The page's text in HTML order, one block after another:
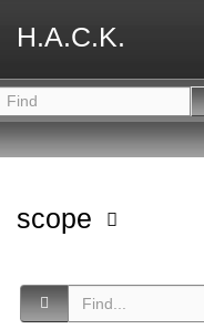
H.A.C.K.
scope